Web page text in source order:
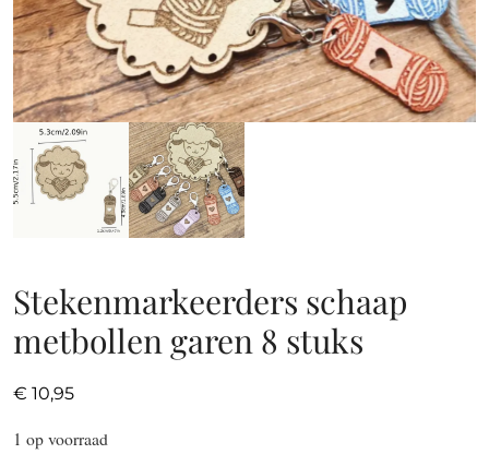
Stekenmarkeerders schaap
metbollen garen 8 stuks
€ 10,95
1 op voorraad